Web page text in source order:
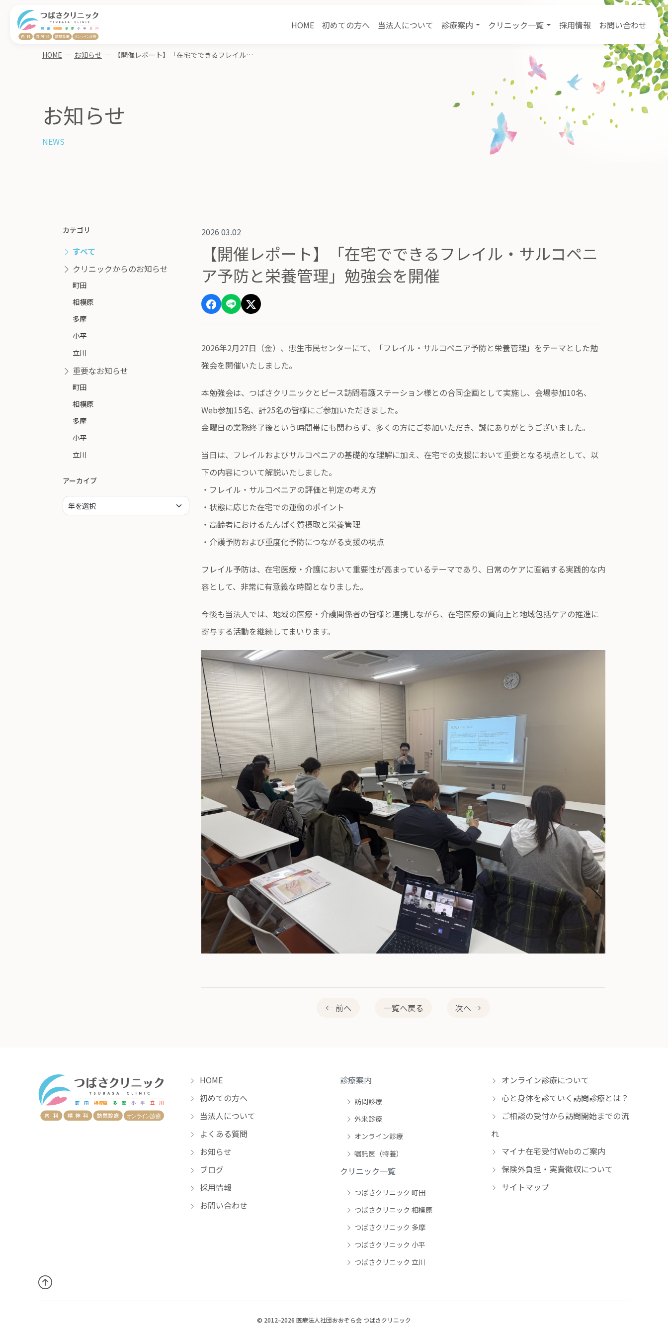
HOME 初めての方へ 当法人について 診療案内 クリニック一覧 採用情報 お問い合わせ
HOME － お知らせ － 【開催レポート】「在宅でできるフレイル・サルコペニア予防と栄養管理」勉強会を開催
お知らせ
NEWS
2026 03.02
【開催レポート】「在宅でできるフレイル・サルコペニ
ア予防と栄養管理」勉強会を開催
2026年2月27日（金）、忠生市民センターにて、「フレイル・サルコペニア予防と栄養管理」をテーマとした勉
強会を開催いたしました。
本勉強会は、つばさクリニックとピース訪問看護ステーション様との合同企画として実施し、会場参加10名、
Web参加15名、計25名の皆様にご参加いただきました。
金曜日の業務終了後という時間帯にも関わらず、多くの方にご参加いただき、誠にありがとうございました。
当日は、フレイルおよびサルコペニアの基礎的な理解に加え、在宅での支援において重要となる視点として、以
下の内容について解説いたしました。
・フレイル・サルコペニアの評価と判定の考え方
・状態に応じた在宅での運動のポイント
・高齢者におけるたんぱく質摂取と栄養管理
・介護予防および重度化予防につながる支援の視点
フレイル予防は、在宅医療・介護において重要性が高まっているテーマであり、日常のケアに直結する実践的な内
容として、非常に有意義な時間となりました。
今後も当法人では、地域の医療・介護関係者の皆様と連携しながら、在宅医療の質向上と地域包括ケアの推進に
寄与する活動を継続してまいります。
前へ 一覧へ戻る 次へ
カテゴリ
すべて
クリニックからのお知らせ
町田
相模原
多摩
小平
立川
重要なお知らせ
町田
相模原
多摩
小平
立川
アーカイブ
HOME
初めての方へ
当法人について
よくある質問
お知らせ
ブログ
採用情報
お問い合わせ
診療案内
訪問診療
外来診療
オンライン診療
嘱託医（特養）
クリニック一覧
つばさクリニック 町田
つばさクリニック 相模原
つばさクリニック 多摩
つばさクリニック 小平
つばさクリニック 立川
オンライン診療について
心と身体を診ていく訪問診療とは？
ご相談の受付から訪問開始までの流
れ
マイナ在宅受付Webのご案内
保険外負担・実費徴収について
サイトマップ
© 2012–2026 医療法人社団おおぞら会 つばさクリニック